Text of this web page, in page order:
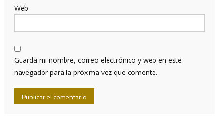
Web
Guarda mi nombre, correo electrónico y web en este
navegador para la próxima vez que comente.